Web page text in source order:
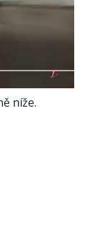
níže.